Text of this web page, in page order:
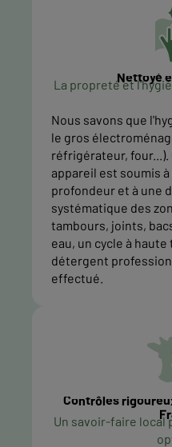
Nettoyé
La propreté et
Nous savons que
le gros
réfrigérateur, four...).
appareil est soumis
profondeur et à une
systématique des
tambours, joints,
eau, un cycle à
détergent
effectué.
Contrôles
Un savoir-faire local